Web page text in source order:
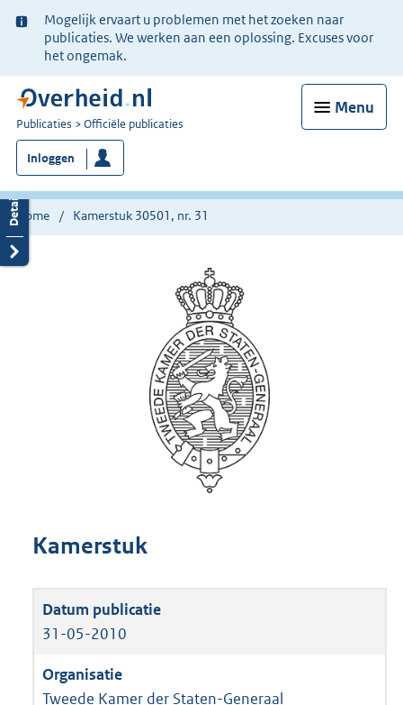
Ter
informatie:
Mogelijk ervaart u problemen met het zoeken naar
publicaties. We werken aan een oplossing. Excuses voor
het ongemak.
Menu
U
bent
nu
hier:
Publicaties Officiële publicaties
Inloggen
Home Kamerstuk 30501, nr. 31
Kamerstuk
31-05-2010
Tweede Kamer der Staten-Generaal